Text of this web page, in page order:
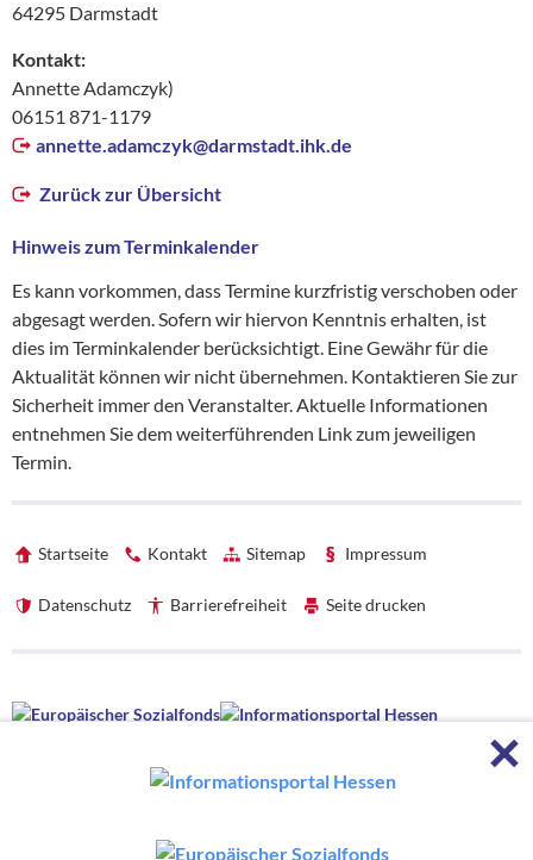
64295 Darmstadt
Kontakt:
Annette Adamczyk)
06151 871-1179
annette.adamczyk@darmstadt.ihk.de
Zurück zur Übersicht
Hinweis zum Terminkalender
Es kann vorkommen, dass Termine kurzfristig verschoben oder
abgesagt werden. Sofern wir hiervon Kenntnis erhalten, ist
dies im Terminkalender berücksichtigt. Eine Gewähr für die
Aktualität können wir nicht übernehmen. Kontaktieren Sie zur
Sicherheit immer den Veranstalter. Aktuelle Informationen
entnehmen Sie dem weiterführenden Link zum jeweiligen
Termin.
Startseite Kontakt Sitemap Impressum
Datenschutz Barrierefreiheit Seite drucken
Die hessenweite Strategie OloV wird gefördert von der Europäischen
Union sowie aus Mitteln des Hessischen Ministeriums für Wirtschaft,
Ministeriums für Kultus, Bildung und Chancen.